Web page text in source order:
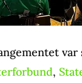
,